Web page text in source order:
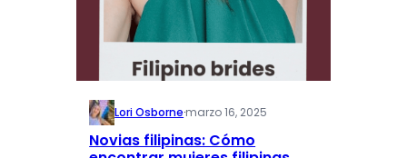
Lori Osborne·marzo 16, 2025
Novias filipinas: Cómo